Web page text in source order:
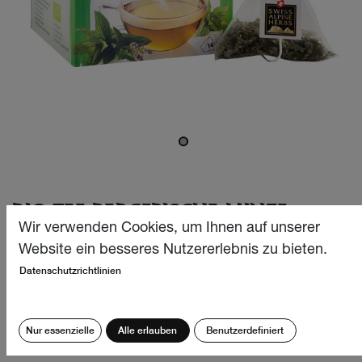
BIO TEE BERGFRISCHE MINZE
14X1G
Unsere herrlich duftende “bergfrische-minze” vereint drei
Minzen-Liebhabern während dem ganzen Jahr einen
exquisiten Teegenuss.
Wir verwenden Cookies, um Ihnen auf unserer
Website ein besseres Nutzererlebnis zu bieten.
Datenschutzrichtlinien
Nur essenzielle Alle erlauben Benutzerdefiniert